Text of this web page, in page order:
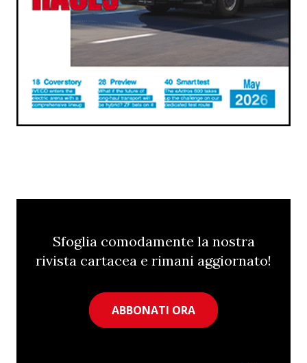
Sfoglia comodamente la nostra
rivista cartacea e rimani aggiornato!
ABBONATI ORA